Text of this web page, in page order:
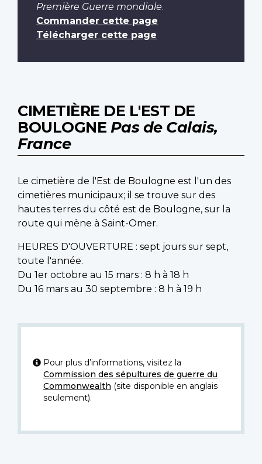
Première Guerre mondiale.
Commander cette page
Télécharger cette page
CIMETIÈRE DE L'EST DE
BOULOGNE Pas de Calais,
France
Le cimetière de l'Est de Boulogne est l'un des
cimetières municipaux; il se trouve sur des
hautes terres du côté est de Boulogne, sur la
route qui mène à Saint-Omer.
HEURES D'OUVERTURE : sept jours sur sept,
toute l'année.
Du 1er octobre au 15 mars : 8 h à 18 h
Du 16 mars au 30 septembre : 8 h à 19 h
Pour plus d’informations, visitez la
Commission des sépultures de guerre du
Commonwealth (site disponible en anglais
seulement).